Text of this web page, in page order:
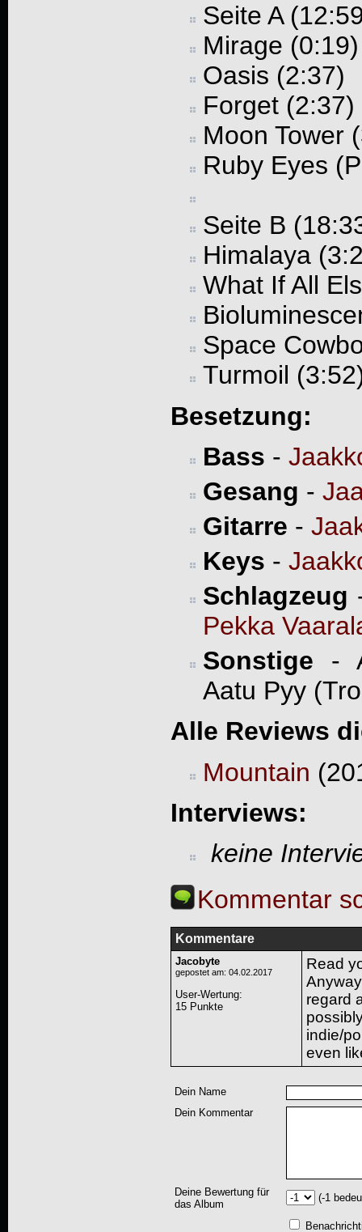
Seite A
Mirage (0:19)
Oasis (2:37)
Forget (2:37)
Moon Tower
Ruby Eyes
Seite B
Himalaya
What If All
Space
Turmoil
Besetzung:
Bass -
Gesang -
Gitarre -
Keys -
Schlagzeug
Pekka
Sonstige -
Aatu Pyy
Alle Reviews
Mountain
Interviews:
keine
Kommentar
Kommentare
Jacobyte
gepostet am: 04.02.2017
User-Wertung:
15 Punkte
Read
regard
indie/
even
Dein Name
Dein Kommentar
Deine Bewertung für
das Album
(-1